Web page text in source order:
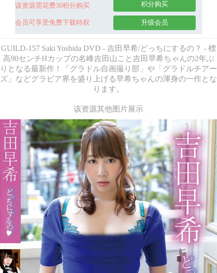
该资源需花费30积分购买
会员可享受免费下载特权
积分购买
升级会员
GUILD-157 Saki Yoshida DVD - 吉田早希/どっちにするの？ - 標
高90センチHカップの名峰吉田山こと吉田早希ちゃんの2年ぶ
りとなる最新作！「グラドル自画撮り部」や「グラドルチアー
ズ」などグラビア界を盛り上げる早希ちゃんの渾身の一作とな
ります。
该资源其他图片展示